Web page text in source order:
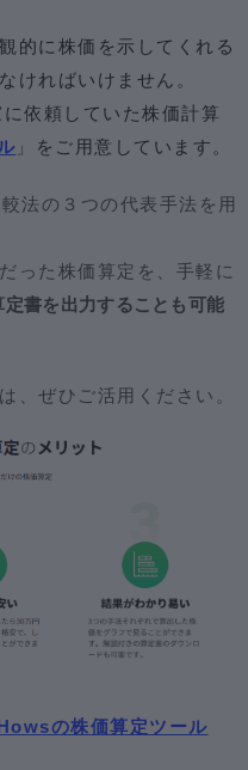
的に株価を示してくれる
ければいけません。
依頼していた株価計算
」をご用意しています。
法の３つの代表手法を用
った株価算定を、手軽に
書を出力することも可能
、ぜひご活用ください。
の株価算定ツール